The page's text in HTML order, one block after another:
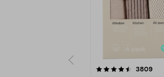
3809
4.5av 5